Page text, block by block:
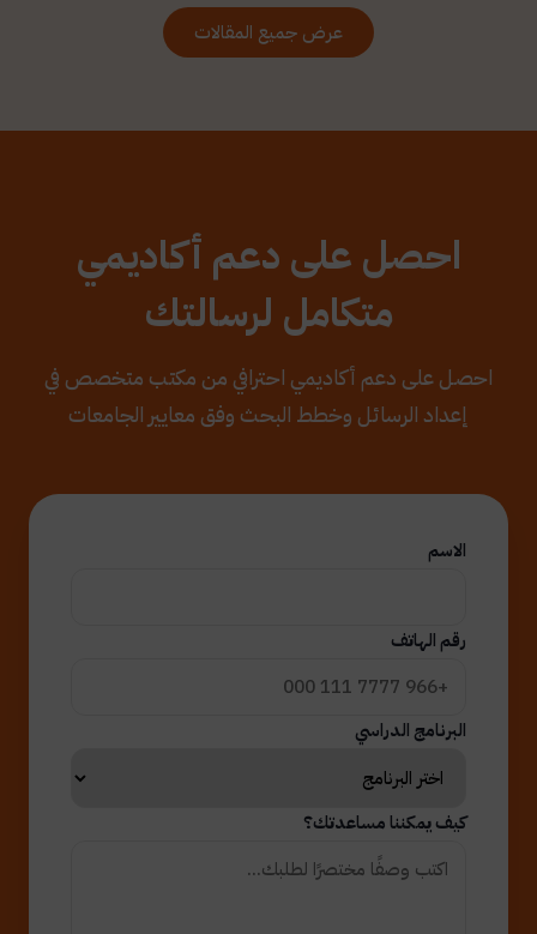
عرض جميع المقالات
احصل على دعم أكاديمي
متكامل لرسالتك
احصل على دعم أكاديمي احترافي من مكتب متخصص في
إعداد الرسائل وخطط البحث وفق معايير الجامعات
الاسم
رقم الهاتف
البرنامج الدراسي
كيف يمكننا مساعدتك؟